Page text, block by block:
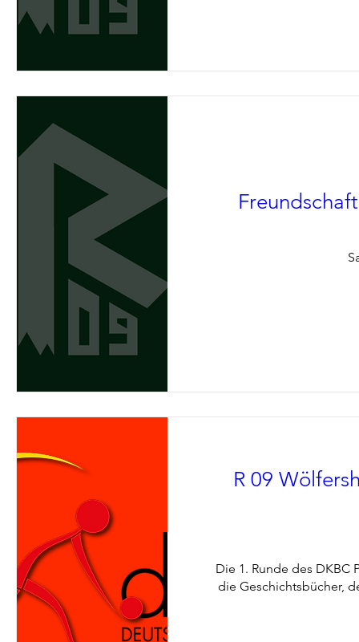
R 09
Die 1. Runde des DKBC
die Geschichtsbücher,